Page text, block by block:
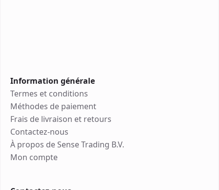
Information générale
Termes et conditions
Méthodes de paiement
Frais de livraison et retours
Contactez-nous
À propos de Sense Trading B.V.
Mon compte